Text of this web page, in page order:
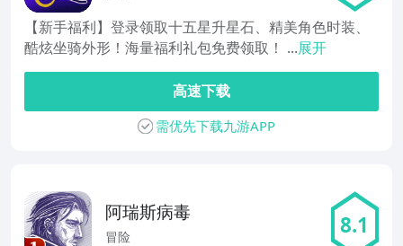
【新手福利】登录领取十五星升星石、精美角色时装、
酷炫坐骑外形！海量福利礼包免费领取！ ...展开
高速下载
需优先下载九游APP
阿瑞斯病毒
冒险 8.1